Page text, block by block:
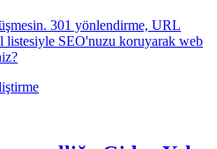
301 yönlendirme, URL
listesiyle SEO'nuzu koruyarak web